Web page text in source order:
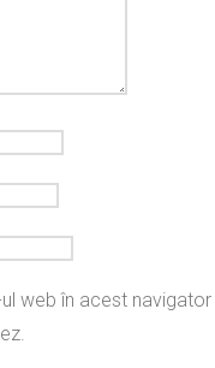
web în acest navigator